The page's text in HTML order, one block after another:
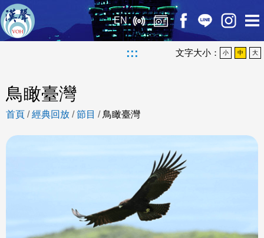
EN
::: 文字大小： 小 中 大
鳥瞰臺灣
首頁 /經典回放 /節目 / 鳥瞰臺灣